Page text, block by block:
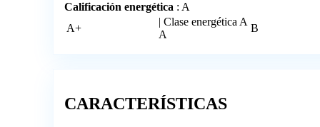
Calificación energética : A
A+
| Clase energética A
A
B
CARACTERÍSTICAS